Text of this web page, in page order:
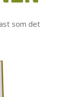
som det